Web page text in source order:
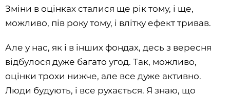
Зміни в оцінках сталися ще рік тому, і ще,
можливо, пів року тому, і влітку ефект тривав.
Але у нас, як і в інших фондах, десь з вересня
відбулося дуже багато угод. Так, можливо,
оцінки трохи нижче, але все дуже активно.
Люди будують, і все рухається. Я знаю, що